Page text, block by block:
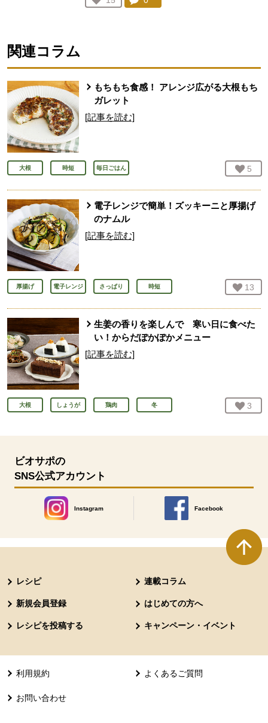
人が登録
関連コラム
もちもち食感！ アレンジ広がる大根もち
ガレット
[記事を読む]
大根 時短 毎日ごはん お気
5
電子レンジで簡単！ズッキーニと厚揚げ
のナムル
[記事を読む]
厚揚げ 電子レンジ さっぱり 時短 お気
13
生姜の香りを楽しんで 寒い日に食べた
い！からだぽかぽかメニュー
[記事を読む]
大根 しょうが 鶏肉 冬 お気
3
ビオサポの
SNS公式アカウント
Instagram
別のウィンドウで開きます。
Facebook
別のウィンドウで開きます
レシピ 連載コラム
新規会員登録 はじめての方へ
レシピを投稿する キャンペーン・イベント
利用規約 よくあるご質問
お問い合わせ